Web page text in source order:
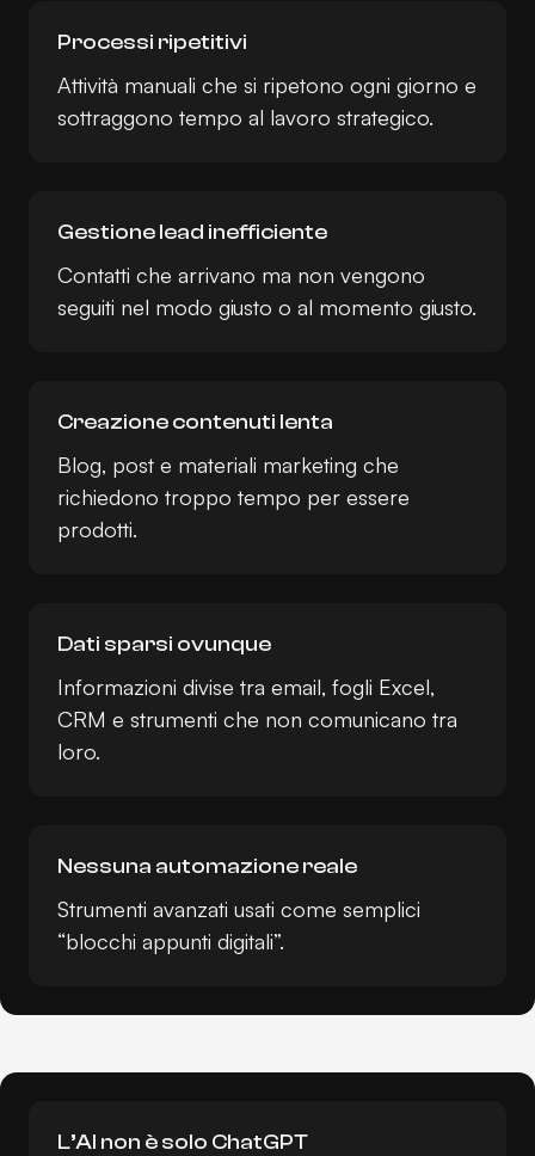
Processi ripetitivi
Attività manuali che si ripetono ogni giorno e
sottraggono tempo al lavoro strategico.
Gestione lead inefficiente
Contatti che arrivano ma non vengono
seguiti nel modo giusto o al momento giusto.
Creazione contenuti lenta
Blog, post e materiali marketing che
richiedono troppo tempo per essere
prodotti.
Dati sparsi ovunque
Informazioni divise tra email, fogli Excel,
CRM e strumenti che non comunicano tra
loro.
Nessuna automazione reale
Strumenti avanzati usati come semplici
“blocchi appunti digitali”.
L’AI non è solo ChatGPT